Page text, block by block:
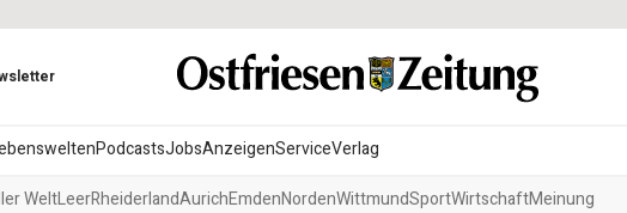
PodcastsJobsAnzeigenServiceVerlag
WeltLeerRheiderlandAurichEmdenNordenWittmundSportWirtschaftMeinung